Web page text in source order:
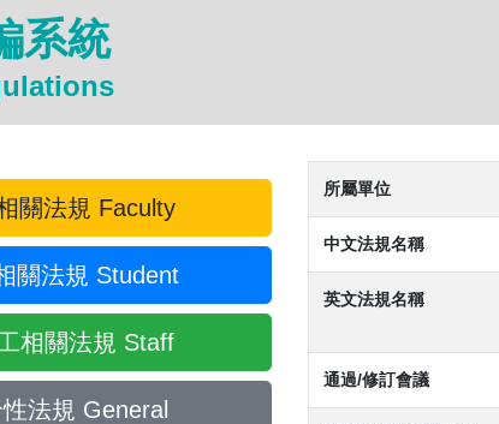
系統
關法規 Faculty
關法規 Student
相關法規 Staff
法規 General
所屬單位
中文法規名稱
英文法規名稱
通過/修訂會議